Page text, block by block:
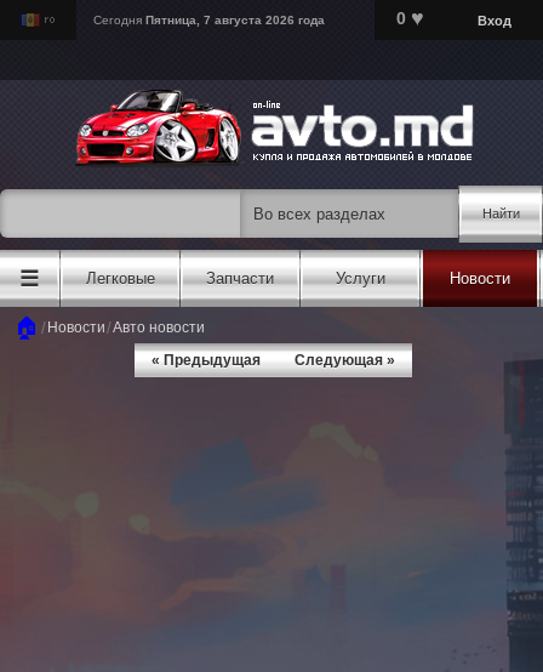
Сегодня Пятница, 7 августа 2026 года 0 ♥ Вход
Найти
☰ Легковые Запчасти Услуги Новости
🏠 / Новости/Авто новости
« Предыдущая
Следующая »